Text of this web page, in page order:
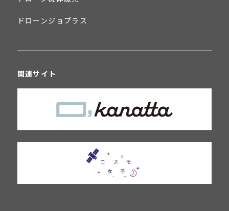
ドローンジョプラス
関連サイト